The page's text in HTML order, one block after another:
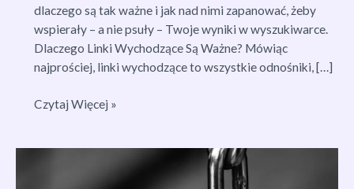
dlaczego są tak ważne i jak nad nimi zapanować, żeby
wspierały – a nie psuły – Twoje wyniki w wyszukiwarce.
Dlaczego Linki Wychodzące Są Ważne? Mówiąc
najprościej, linki wychodzące to wszystkie odnośniki, […]
Jak
Czytaj Więcej »